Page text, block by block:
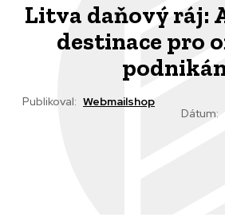
Litva daňový ráj:
destinace pro
Publikoval: Webmailshop
Dátum: